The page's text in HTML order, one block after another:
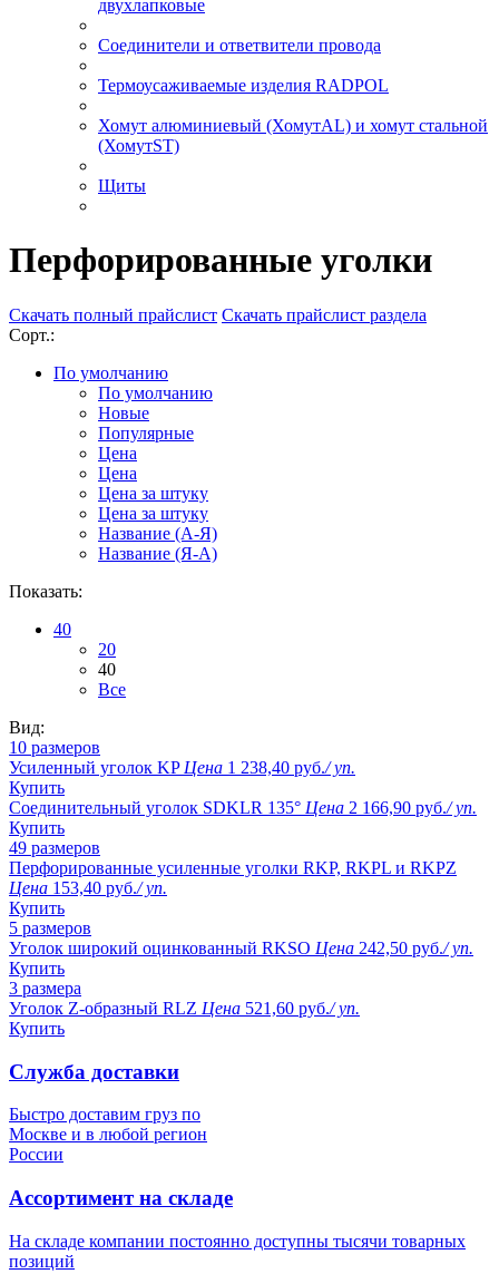
двухлапковые
Соединители и ответвители провода
Термоусаживаемые изделия RADPOL
Хомут алюминиевый (ХомутAL) и хомут стальной
(ХомутST)
Щиты
Перфорированные уголки
Скачать полный прайслист Скачать прайслист раздела
Сорт.:
По умолчанию
По умолчанию
Новые
Популярные
Цена
Цена
Цена за штуку
Цена за штуку
Название (A-Я)
Название (Я-А)
Показать:
40
20
40
Все
Вид:
10 размеров
Усиленный уголок KP Цена 1 238,40 руб./ уп.
Купить
Соединительный уголок SDKLR 135° Цена 2 166,90 руб./ уп.
Купить
49 размеров
Перфорированные усиленные уголки RKP, RKPL и RKPZ
Цена 153,40 руб./ уп.
Купить
5 размеров
Уголок широкий оцинкованный RKSО Цена 242,50 руб./ уп.
Купить
3 размера
Уголок Z-образный RLZ Цена 521,60 руб./ уп.
Купить
Служба доставки
Быстро доставим груз по
Москве и в любой регион
России
Ассортимент на складе
На складе компании постоянно доступны тысячи товарных
позиций